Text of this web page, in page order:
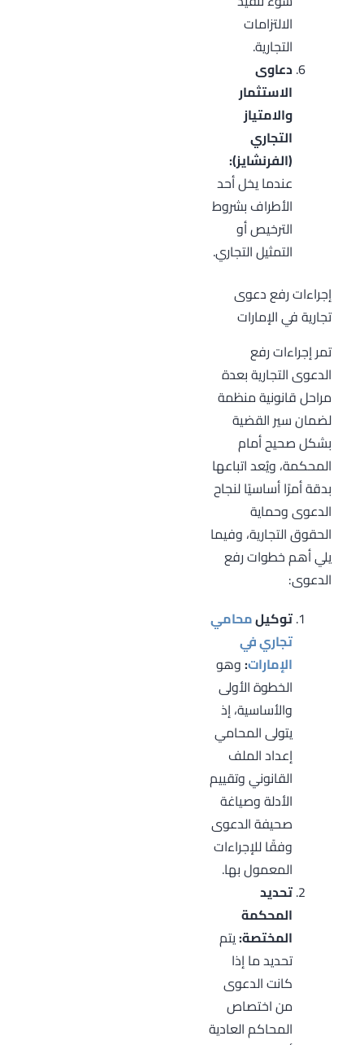
الالتزامات
التجارية.
دعاوى
الاستثمار
والامتياز
التجاري
(الفرنشايز):
عندما يخل أحد
الأطراف بشروط
الترخيص أو
التمثيل التجاري.
إجراءات رفع دعوى
تجارية في الإمارات
تمر إجراءات رفع
الدعوى التجارية بعدة
مراحل قانونية منظمة
لضمان سير القضية
بشكل صحيح أمام
المحكمة، ويُعد اتباعها
بدقة أمرًا أساسيًا لنجاح
الدعوى وحماية
الحقوق التجارية، وفيما
يلي أهم خطوات رفع
الدعوى:
توكيلمحامي
تجاري في
الإمارات:وهو
الخطوة الأولى
والأساسية، إذ
يتولى المحامي
إعداد الملف
القانوني وتقييم
الأدلة وصياغة
صحيفة الدعوى
وفقًا للإجراءات
المعمول بها.
تحديد
المحكمة
المختصة:يتم
تحديد ما إذا
كانت الدعوى
من اختصاص
المحاكم العادية